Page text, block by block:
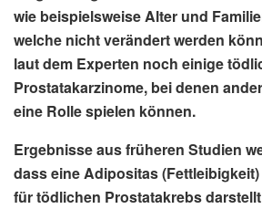
wie beispielsweise Alter und
welche nicht verändert werden
laut dem Experten noch einige
Prostatakarzinome, bei denen
eine Rolle spielen können.
Ergebnisse aus früheren Studien
dass eineAdipositas
für tödlichen Prostatakrebs